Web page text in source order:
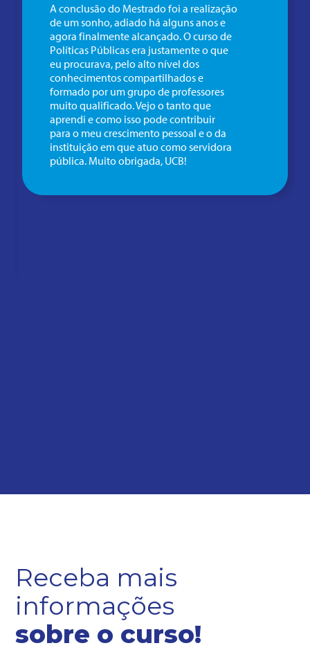
A conclusão do Mestrado foi a realização
de um sonho, adiado há alguns anos e
agora finalmente alcançado. O curso de
Políticas Públicas era justamente o que
eu procurava, pelo alto nível dos
conhecimentos compartilhados e
formado por um grupo de professores
muito qualificado. Vejo o tanto que
aprendi e como isso pode contribuir
para o meu crescimento pessoal e o da
instituição em que atuo como servidora
pública. Muito obrigada, UCB!
Receba mais
informações
sobre o curso!